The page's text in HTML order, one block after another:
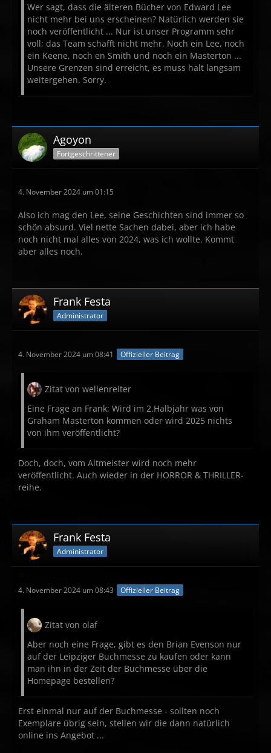
Wer sagt, dass die älteren Bücher von Edward Lee
nicht mehr bei uns erscheinen? Natürlich werden sie
noch veröffentlicht ... Nur ist unser Programm sehr
voll; das Team schafft nicht mehr. Noch ein Lee, noch
ein Keene, noch en Smith und noch ein Masterton ...
Unsere Grenzen sind erreicht, es muss halt langsam
weitergehen. Sorry.
Agoyon
Fortgeschrittener
4. November 2024 um 01:15
Also ich mag den Lee, seine Geschichten sind immer so
schön absurd. Viel nette Sachen dabei, aber ich habe
noch nicht mal alles von 2024, was ich wollte. Kommt
aber alles noch.
Frank Festa
Administrator
4. November 2024 um 08:41 Offizieller Beitrag
Zitat von wellenreiter
Eine Frage an Frank: Wird im 2.Halbjahr was von
Graham Masterton kommen oder wird 2025 nichts
von ihm veröffentlicht?
Doch, doch, vom Altmeister wird noch mehr
veröffentlicht. Auch wieder in der HORROR & THRILLER-
reihe.
Frank Festa
Administrator
4. November 2024 um 08:43 Offizieller Beitrag
Zitat von olaf
Aber noch eine Frage, gibt es den Brian Evenson nur
auf der Leipziger Buchmesse zu kaufen oder kann
man ihn in der Zeit der Buchmesse über die
Homepage bestellen?
Erst einmal nur auf der Buchmesse - sollten noch
Exemplare übrig sein, stellen wir die dann natürlich
online ins Angebot ...